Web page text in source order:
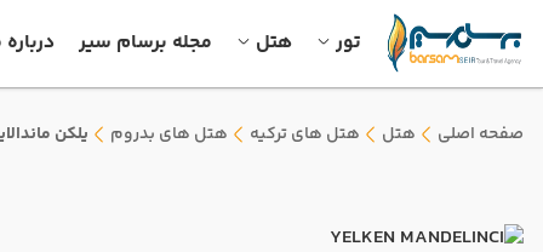
تور هتل مجله برسام سیر درباره
صفحه اصلی هتل هتل های ترکیه هتل های بدروم یلکن